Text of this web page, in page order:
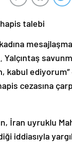
hapis talebi
kabul
cezasına
İran uyruklu
iddiasıyla